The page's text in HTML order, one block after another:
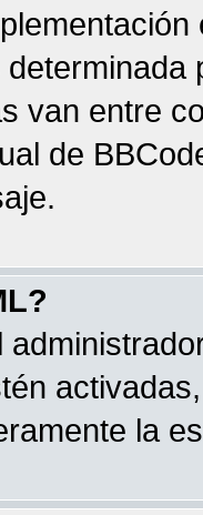
van entre
de
la